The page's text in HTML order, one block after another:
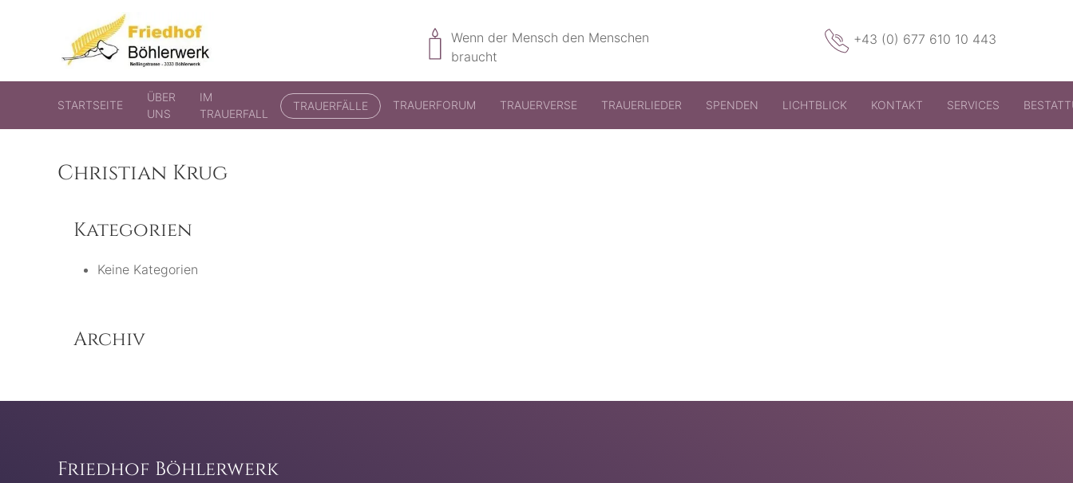
Friedhof Böhlerwerk
der virtuelle Friedhof von Böhlerwerk
Wenn der Mensch den Menschen
braucht
+43 (0) 677 610 10 443
STARTSEITE
ÜBER
UNS
IM
TRAUERFALL
TRAUERFÄLLE TRAUERFORUM TRAUERVERSE TRAUERLIEDER SPENDEN LICHTBLICK KONTAKT SERVICES
Christian Krug
Kategorien
Keine Kategorien
Archiv
Friedhof Böhlerwerk